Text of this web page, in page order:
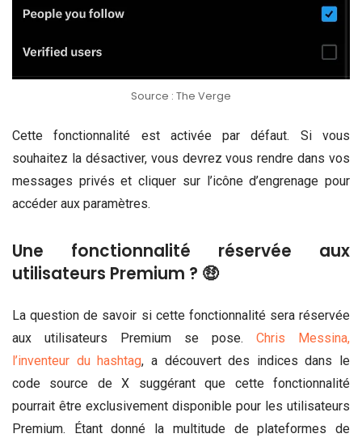
Source : The Verge
Cette fonctionnalité est activée par défaut. Si vous
souhaitez la désactiver, vous devrez vous rendre dans vos
messages privés et cliquer sur l’icône d’engrenage pour
accéder aux paramètres.
Une fonctionnalité réservée aux
utilisateurs Premium ? 🤑
La question de savoir si cette fonctionnalité sera réservée
aux utilisateurs Premium se pose. Chris Messina,
l’inventeur du hashtag, a découvert des indices dans le
code source de X suggérant que cette fonctionnalité
pourrait être exclusivement disponible pour les utilisateurs
Premium. Étant donné la multitude de plateformes de